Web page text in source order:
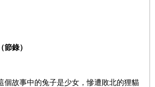
節錄）
個故事中的兔子是少女，慘遭敗北的狸貓